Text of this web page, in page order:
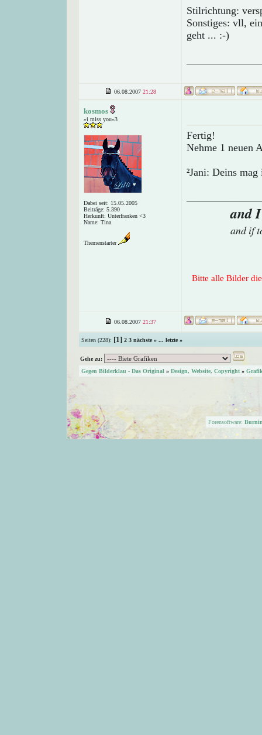
Stilrichtung:
Sonstiges: vll,
geht ... :-)
06.08.2007 21:28
kosmos
»i miss you«3
Dabei seit: 15.05.2005
Beiträge: 5.390
Herkunft: Unterfranken <3
Name: Tina
Themenstarter
Fertig!
Nehme 1 neuen
²Jani: Deins
and
and if
Bitte alle Bilder
06.08.2007 21:37
Seiten (228): [1] 2 3 nächste » ... letzte »
Gehe zu:
Gegen Bilderklau - Das Original » Design, Website, Copyright »
Forensoftware: